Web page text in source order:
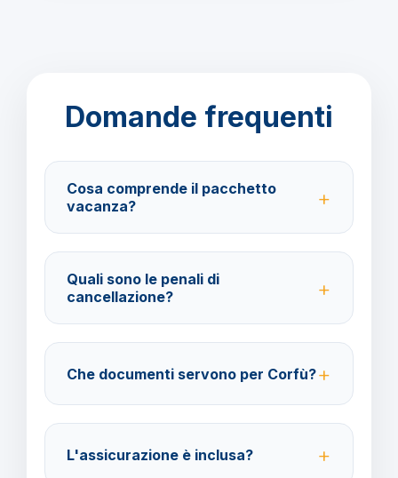
Domande frequenti
Cosa comprende il pacchetto
vacanza?
trasferimenti, soggiorno con trattamento Mezza
Pensione e assistenza BarbaViaggi.
Quali sono le penali di
cancellazione?
29 giorni in poi. Con assicurazione facoltativa è
possibile ottenere il rimborso del 100%.
Che documenti servono per Corfù?
per la destinazione scelta.
L'assicurazione è inclusa?